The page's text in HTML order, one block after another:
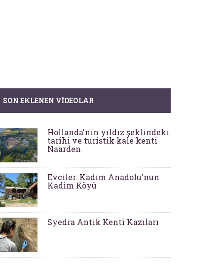
SON EKLENEN VIDEOLAR
Hollanda'nın yıldız şeklindeki
tarihi ve turistik kale kenti
Naarden
Evciler: Kadim Anadolu'nun
Kadim Köyü
Syedra Antik Kenti Kazıları